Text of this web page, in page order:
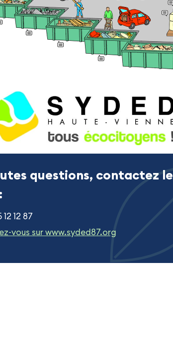
questions, contactez le
:
12 87
vous sur www.syded87.org